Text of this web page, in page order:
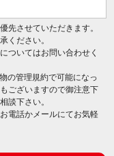
先させていただきます。
ください。
ついてはお問い合わせく
の管理規約で可能になっ
ございますので御注意下
談下さい。
電話かメールにてお気軽